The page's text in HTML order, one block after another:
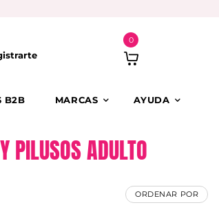
0
B2B MARCAS AYUDA
PILUSOS ADULTO
ORDENAR POR